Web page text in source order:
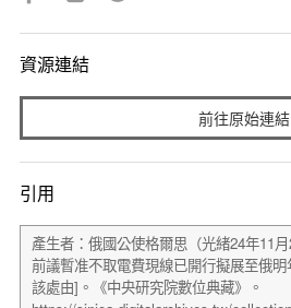
資源連結
前往原始連結
引用